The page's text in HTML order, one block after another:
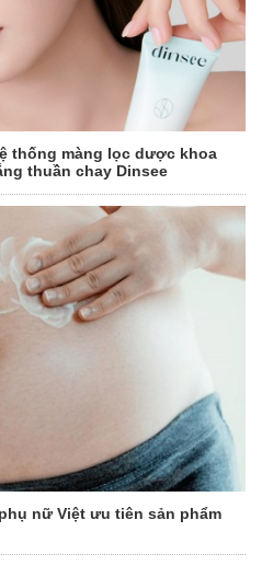
thống màng lọc dược khoa
thuần chay Dinsee
nữ Việt ưu tiên sản phẩm